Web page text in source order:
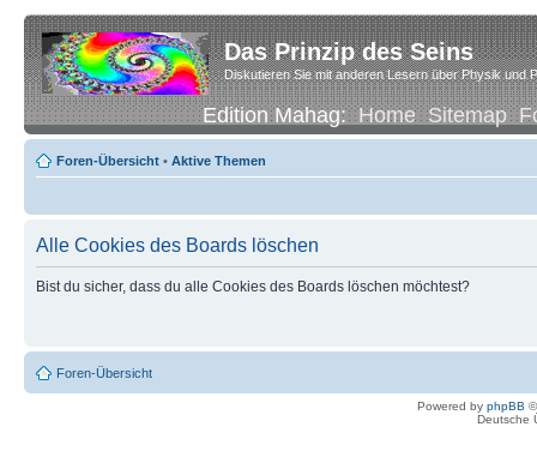
Das Prinzip des Seins
Diskutieren Sie mit anderen Lesern über Physik und
Edition Mahag:Home Sitemap
Foren-Übersicht • Aktive Themen
Alle Cookies des Boards löschen
Bist du sicher, dass du alle Cookies des Boards löschen möchtest?
Foren-Übersicht
Powered by phpBB
Deutsche